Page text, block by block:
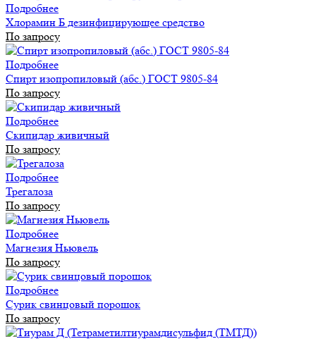
Подробнее
Хлорамин Б дезинфицирующее средство
По запросу
Подробнее
Спирт изопропиловый (абс.) ГОСТ 9805-84
По запросу
Подробнее
Скипидар живичный
По запросу
Подробнее
Трегалоза
По запросу
Подробнее
Магнезия Ньювель
По запросу
Подробнее
Сурик свинцовый порошок
По запросу